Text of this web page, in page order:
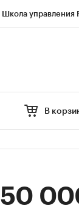
Школа управления
В
50